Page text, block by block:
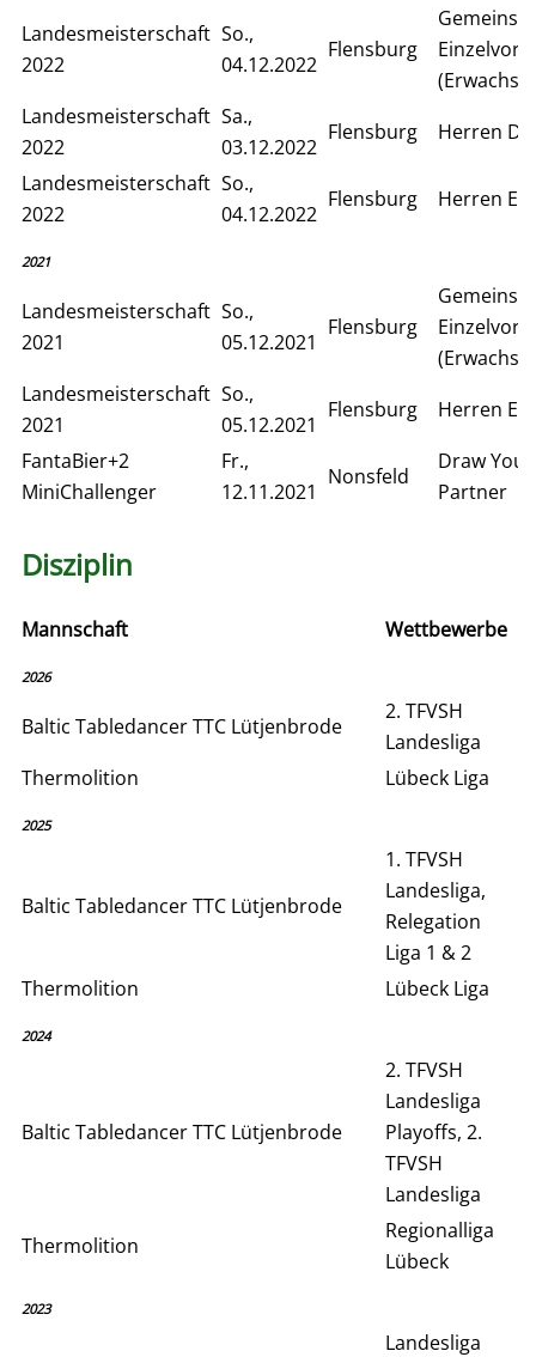
Landesmeisterschaft
2022
So.,
04.12.2022
Flensburg
Landesmeisterschaft
2022
Sa.,
03.12.2022
Flensburg
Herren
Landesmeisterschaft
2022
So.,
04.12.2022
Flensburg Herren
2021
Landesmeisterschaft
2021
So.,
05.12.2021
Flensburg
Landesmeisterschaft
2021
So.,
05.12.2021
Flensburg
Herren
FantaBier+2
MiniChallenger
Fr.,
12.11.2021
Nonsfeld
Draw Your
Partner
Disziplin
Mannschaft Wettbewerbe
2026
Baltic Tabledancer TTC Lütjenbrode
2. TFVSH
Landesliga
Thermolition
Lübeck Liga
2025
Baltic Tabledancer TTC Lütjenbrode
1. TFVSH
Landesliga,
Relegation
Liga 1 & 2
Thermolition
Lübeck Liga
2024
Baltic Tabledancer TTC Lütjenbrode
2. TFVSH
Landesliga
Playoffs, 2.
TFVSH
Landesliga
Thermolition
Regionalliga
Lübeck
2023
Landesliga